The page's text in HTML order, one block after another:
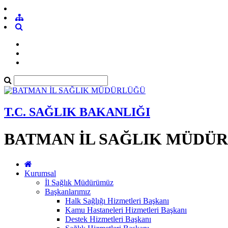
T.C. SAĞLIK BAKANLIĞI
BATMAN İL SAĞLIK
Kurumsal
İl Sağlık Müdürümüz
Başkanlarımız
Halk Sağlığı Hizmetleri Başkanı
Kamu Hastaneleri Hizmetleri Başkanı
Destek Hizmetleri Başkanı